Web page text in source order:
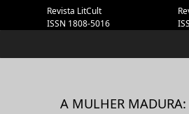
Revista LitCult
ISSN 1808-5016
A MULHER